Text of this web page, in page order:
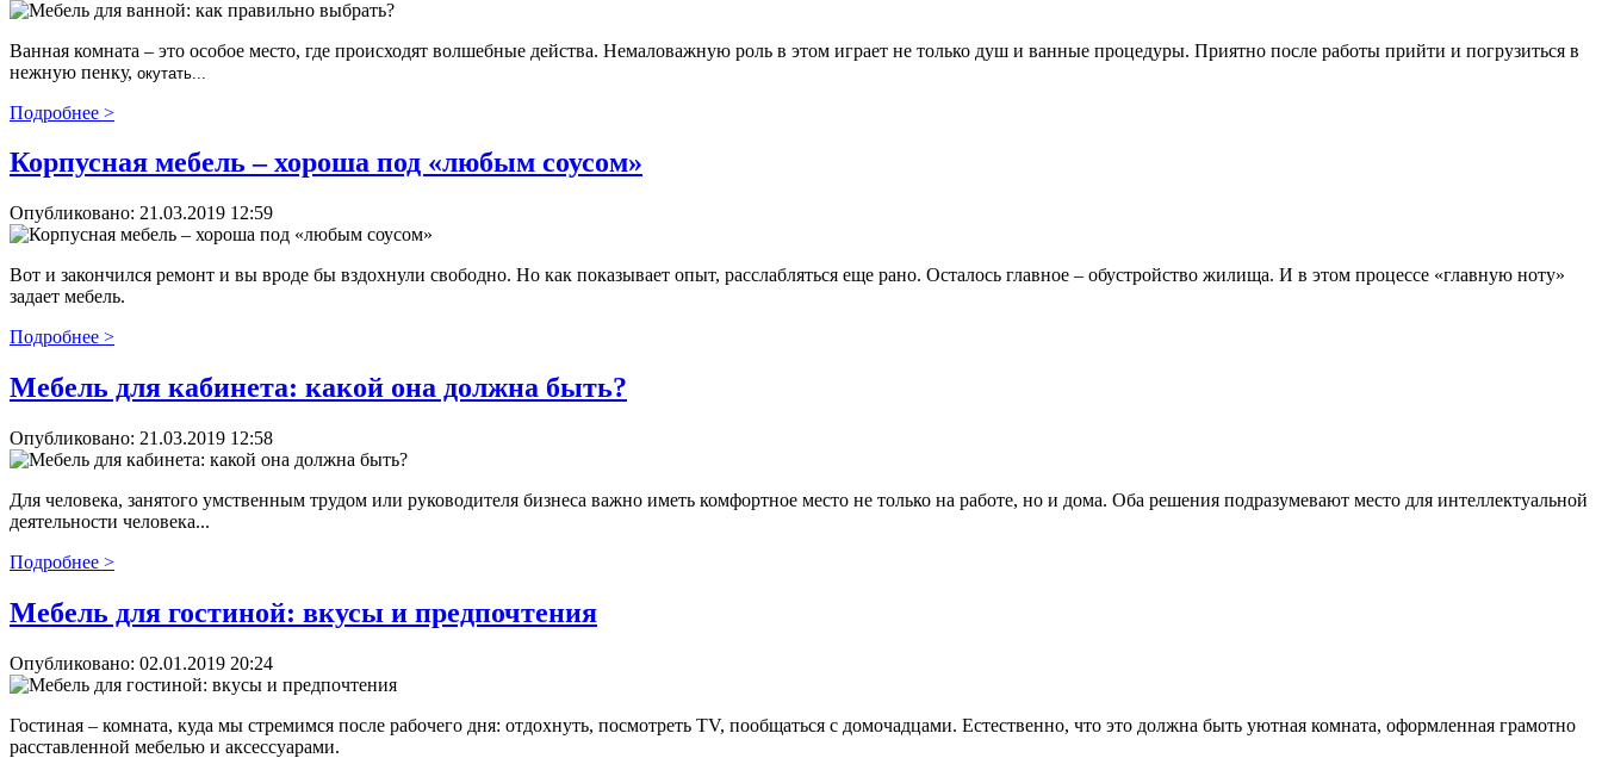
Ванная комната – это особое место, где происходят волшебные действа. Немаловажную роль в этом играет не только душ и ванные процедуры. Приятно после работы прийти и погрузиться в
нежную пенку, окутать...
Подробнее >
Корпусная мебель – хороша под «любым соусом»
Опубликовано: 21.03.2019 12:59
Вот и закончился ремонт и вы вроде бы вздохнули свободно. Но как показывает опыт, расслабляться еще рано. Осталось главное – обустройство жилища. И в этом процессе «главную ноту»
задает мебель.
Подробнее >
Мебель для кабинета: какой она должна быть?
Опубликовано: 21.03.2019 12:58
Для человека, занятого умственным трудом или руководителя бизнеса важно иметь комфортное место не только на работе, но и дома. Оба решения подразумевают место для интеллектуальной
деятельности человека...
Подробнее >
Мебель для гостиной: вкусы и предпочтения
Опубликовано: 02.01.2019 20:24
Гостиная – комната, куда мы стремимся после рабочего дня: отдохнуть, посмотреть TV, пообщаться с домочадцами. Естественно, что это должна быть уютная комната, оформленная грамотно
расставленной мебелью и аксессуарами.